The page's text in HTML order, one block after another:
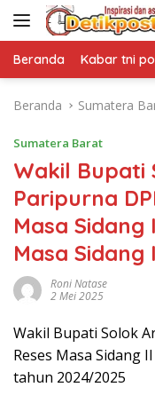
Langsung
Beranda Kabar tni
Beranda Sumatera
Sumatera Barat
Wakil Bupati
Paripurna
Masa
Masa
Roni Natase
2 Mei 2025
Wakil Bupati Solok
Reses Masa Sidang
tahun 2024/2025